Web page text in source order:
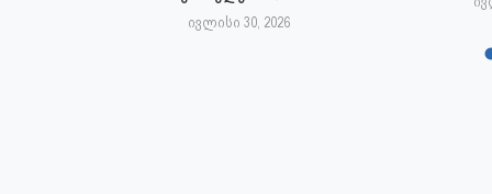
ივლისი 30, 2026